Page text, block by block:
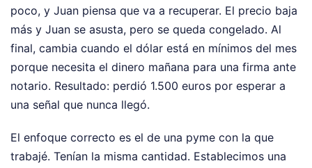
poco, y Juan piensa que va a recuperar. El precio baja
más y Juan se asusta, pero se queda congelado. Al
final, cambia cuando el dólar está en mínimos del mes
porque necesita el dinero mañana para una firma ante
notario. Resultado: perdió 1.500 euros por esperar a
una señal que nunca llegó.
El enfoque correcto es el de una pyme con la que
trabajé. Tenían la misma cantidad. Establecimos una